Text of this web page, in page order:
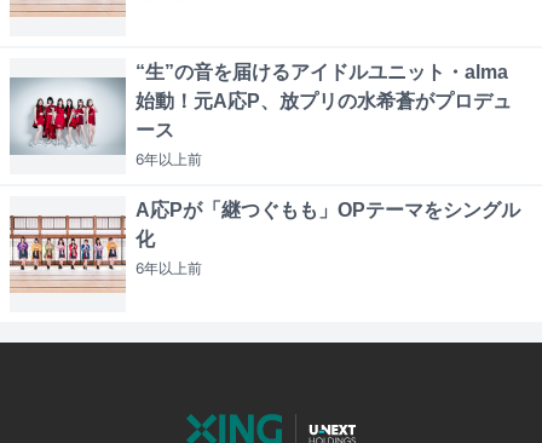
“生”の音を届けるアイドルユニット・alma
始動！元A応P、放プリの水希蒼がプロデュ
ース
6年以上前
A応Pが「継つぐもも」OPテーマをシングル
化
6年以上前